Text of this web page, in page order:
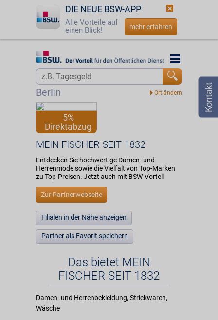
DIE NEUE BSW-APP
Alle Vorteile auf
einen Blick!
mehr erfahren
Startseite
Jetzt BSW-Mitglied werden
Login
☎ 0800 - 279 25 82
Berlin
Startseite
Vorteilswelt
MEIN FISCHER SEIT 1832
5%
Direktabzug
MEIN FISCHER SEIT 1832
Entdecken Sie hochwertige Damen- und
Herrenmode sowie die Vielfalt von Top-Marken
zu Top-Preisen. Jetzt auch mit BSW-Vorteil
Zur Partnerwebseite
Filialen in der Nähe anzeigen
Partner als Favorit speichern
Das bietet MEIN
FISCHER SEIT 1832
Damen- und Herrenbekleidung, Strickwaren,
Wäsche